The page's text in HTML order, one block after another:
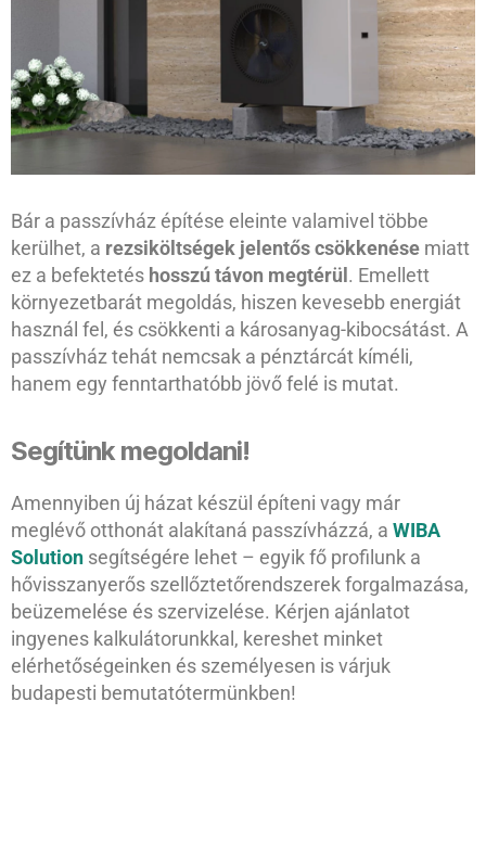
Bár a passzívház építése eleinte valamivel többe
kerülhet, a rezsiköltségek jelentős csökkenése miatt
ez a befektetés hosszú távon megtérül . Emellett
környezetbarát megoldás, hiszen kevesebb energiát
használ fel, és csökkenti a károsanyag-kibocsátást. A
passzívház tehát nemcsak a pénztárcát kíméli,
hanem egy fenntarthatóbb jövő felé is mutat.
Segítünk megoldani!
Amennyiben új házat készül építeni vagy már
meglévő otthonát alakítaná passzívházzá, a WIBA
Solution segítségére lehet – egyik fő profilunk a
hővisszanyerős szellőztetőrendszerek forgalmazása,
beüzemelése és szervizelése. Kérjen ajánlatot
ingyenes kalkulátorunkkal, kereshet minket
elérhetőségeinken és személyesen is várjuk
budapesti bemutatótermünkben!